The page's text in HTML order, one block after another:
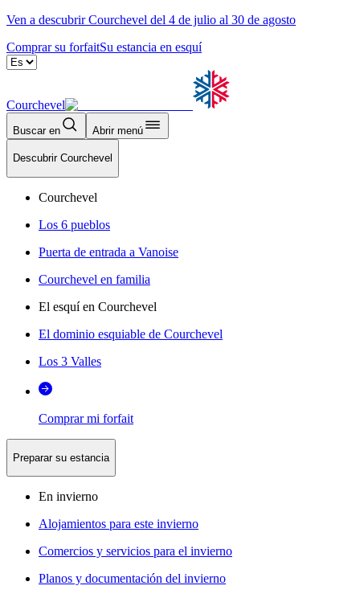
Ven a descubrir Courchevel del 4 de julio al 30 de agosto
Comprar su forfaitSu estancia en esquí
Courchevel
Buscar en Abrir menú
Descubrir Courchevel
Courchevel
Los 6 pueblos
Puerta de entrada a Vanoise
Courchevel en familia
El esquí en Courchevel
El dominio esquiable de Courchevel
Los 3 Valles
Comprar mi forfait
Preparar su estancia
En invierno
Alojamientos para este invierno
Comercios y servicios para el invierno
Planos y documentación del invierno